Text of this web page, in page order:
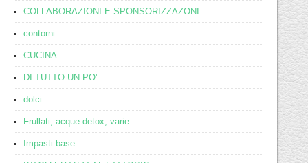
COLLABORAZIONI E SPONSORIZZAZONI
contorni
CUCINA
DI TUTTO UN PO'
dolci
Frullati, acque detox, varie
Impasti base